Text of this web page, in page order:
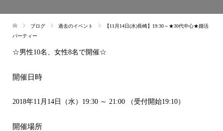
ブログ 過去のイベント
【11月14日(水)長崎】19:30～★30代中心★婚活
パーティー
☆男性10名、女性8名で開催☆
開催日時
2018年11月14日（水）19:30 ～ 21:00 （受付開始19:10）
開催場所